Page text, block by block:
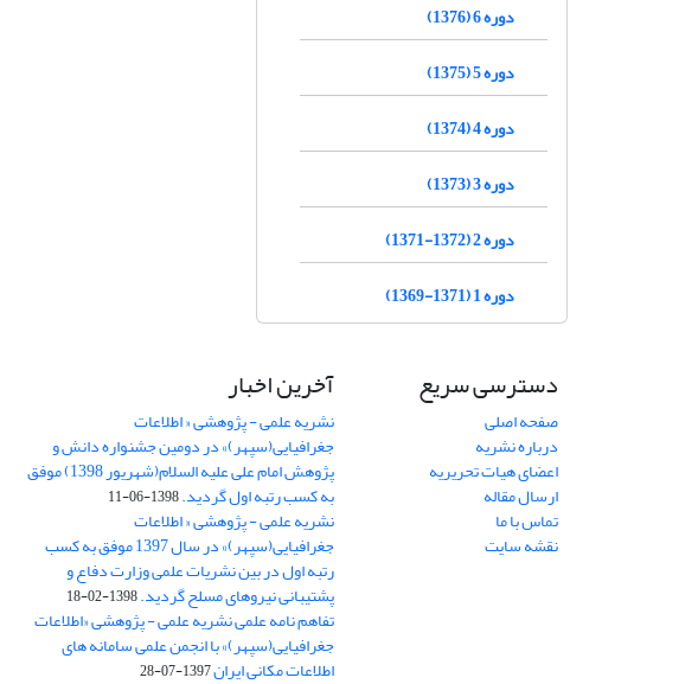
دوره 6 (1376)
دوره 5 (1375)
دوره 4 (1374)
دوره 3 (1373)
دوره 2 (1372-1371)
دوره 1 (1371-1369)
دسترسی سریع
صفحه اصلی
درباره نشریه
اعضای هیات تحریریه
ارسال مقاله
تماس با ما
نقشه سایت
آخرین اخبار
نشریه علمی - پژوهشی « اطلاعات
جغرافیایی(سپهر)» در دومین جشنواره دانش و
پژوهش امام علی علیه السلام(شهریور 1398) موفق
به کسب رتبه اول گردید.1398-06-11
نشریه علمی - پژوهشی « اطلاعات
جغرافیایی(سپهر)» در سال 1397 موفق به کسب
رتبه اول در بین نشریات علمی وزارت دفاع و
پشتیبانی نیروهای مسلح گردید.1398-02-18
تفاهم نامه علمی نشریه علمی - پژوهشی «اطلاعات
جغرافیایی(سپهر)» با انجمن علمی سامانه های
اطلاعات مکانی ایران1397-07-28